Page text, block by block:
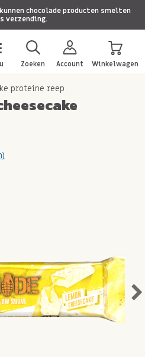
chocolade producten smelten
verzending.
Zoeken Account Winkelwagen
proteine reep